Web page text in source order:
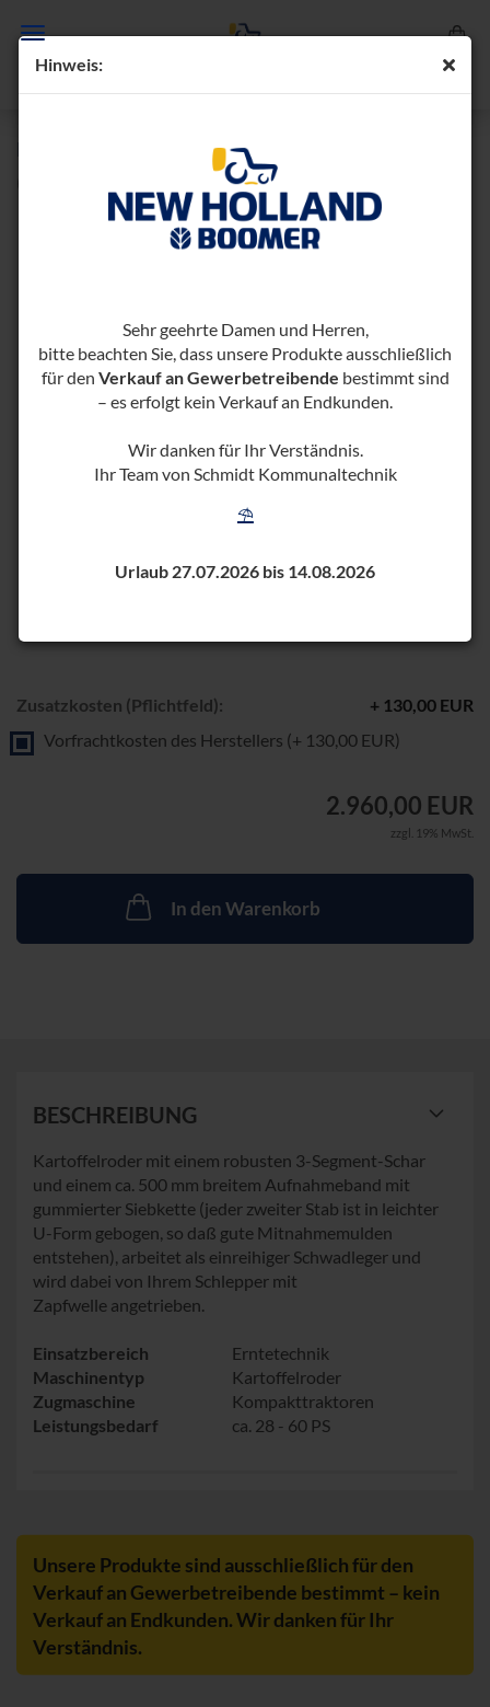
Hin­weis:
Sehr geehrte Damen und Herren,
bitte beachten Sie, dass unsere Produkte ausschließlich
für den Verkauf an Gewerbetreibende bestimmt sind
– es erfolgt kein Verkauf an Endkunden.
Wir danken für Ihr Verständnis.
Ihr Team von Schmidt Kommunaltechnik
⛱️
Urlaub 27.07.2026 bis 14.08.2026
KAR­TOF­FEL­RO­DER KRM 500
1001259-​1000406)
Zusatzkosten (Pflichtfeld):
+ 130,00 EUR
Vorfrachtkosten des Herstellers (+ 130,00 EUR)
2.960,00 EUR
zzgl. 19% MwSt.
In den Warenkorb
BESCHREIBUNG
Kartoffelroder mit einem robusten 3-Segment-Schar
und einem ca. 500 mm breitem Aufnahmeband mit
gummierter Siebkette (jeder zweiter Stab ist in leichter
U-Form gebogen, so daß gute Mitnahmemulden
entstehen), arbeitet als einreihiger Schwadleger und
wird dabei von Ihrem Schlepper mit
Zapfwelle angetrieben.
Einsatzbereich
Erntetechnik
Maschinentyp
Kartoffelroder
Zugmaschine
Kompakttraktoren
Leistungsbedarf
ca. 28 - 60 PS
Unsere Produkte sind ausschließlich für den
Verkauf an Gewerbetreibende bestimmt – kein
Verkauf an Endkunden. Wir danken für Ihr
Verständnis.